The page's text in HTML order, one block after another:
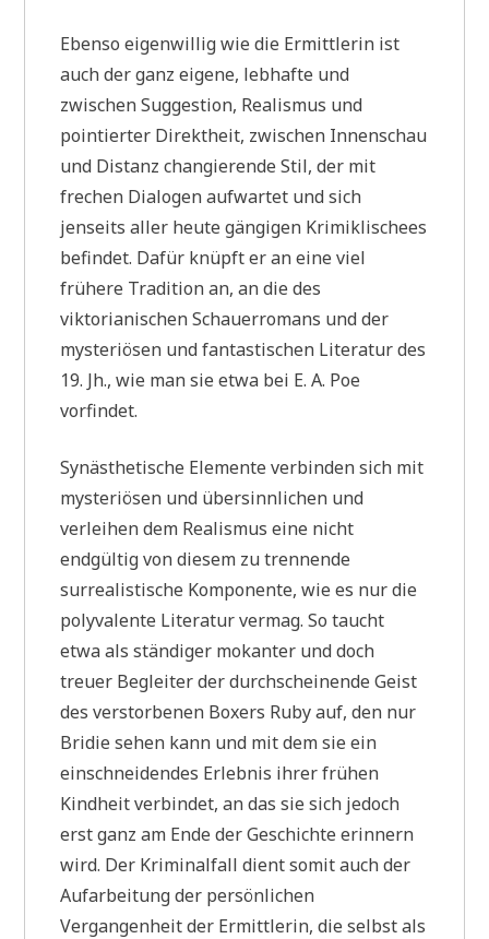
Ebenso eigenwillig wie die Ermittlerin ist
auch der ganz eigene, lebhafte und
zwischen Suggestion, Realismus und
pointierter Direktheit, zwischen Innenschau
und Distanz changierende Stil, der mit
frechen Dialogen aufwartet und sich
jenseits aller heute gängigen Krimiklischees
befindet. Dafür knüpft er an eine viel
frühere Tradition an, an die des
viktorianischen Schauerromans und der
mysteriösen und fantastischen Literatur des
19. Jh., wie man sie etwa bei E. A. Poe
vorfindet.
Synästhetische Elemente verbinden sich mit
mysteriösen und übersinnlichen und
verleihen dem Realismus eine nicht
endgültig von diesem zu trennende
surrealistische Komponente, wie es nur die
polyvalente Literatur vermag. So taucht
etwa als ständiger mokanter und doch
treuer Begleiter der durchscheinende Geist
des verstorbenen Boxers Ruby auf, den nur
Bridie sehen kann und mit dem sie ein
einschneidendes Erlebnis ihrer frühen
Kindheit verbindet, an das sie sich jedoch
erst ganz am Ende der Geschichte erinnern
wird. Der Kriminalfall dient somit auch der
Aufarbeitung der persönlichen
Vergangenheit der Ermittlerin, die selbst als